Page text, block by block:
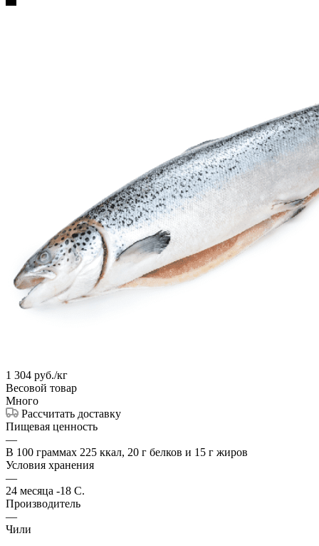
1 304 руб./кг
Весовой товар
Много
Рассчитать доставку
Пищевая ценность
—
В 100 граммах 225 ккал, 20 г белков и 15 г жиров
Условия хранения
—
24 месяца -18 С.
Производитель
—
Чили